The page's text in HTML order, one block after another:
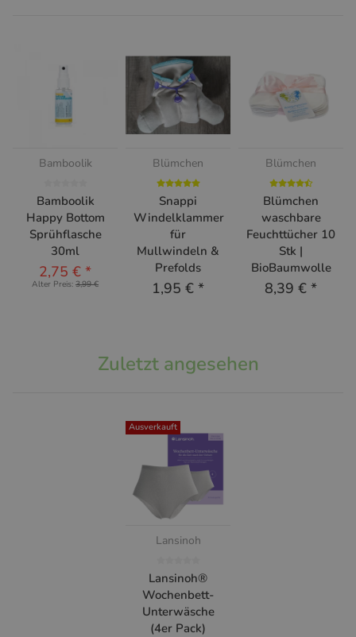
Bamboolik
Bamboolik
Happy Bottom
Sprühflasche
30ml
2,75 € *
Alter Preis: 3,99 €
Blümchen
Snappi
Windelklammer
für
Mullwindeln &
Prefolds
1,95 € *
Blümchen
Blümchen
waschbare
Feuchttücher 10
Stk |
BioBaumwolle
8,39 € *
Zuletzt angesehen
Ausverkauft
Lansinoh
Lansinoh®
Wochenbett-
Unterwäsche
(4er Pack)